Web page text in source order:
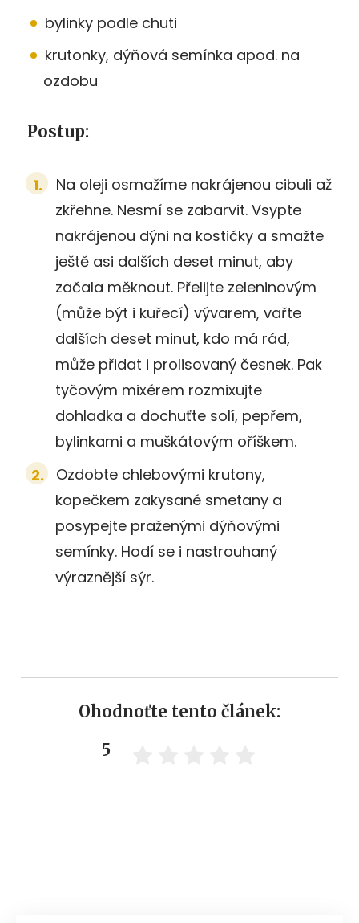
bylinky podle chuti
krutonky, dýňová semínka apod. na
ozdobu
Postup:
Na oleji osmažíme nakrájenou cibuli až
zkřehne. Nesmí se zabarvit. Vsypte
nakrájenou dýni na kostičky a smažte
ještě asi dalších deset minut, aby
začala měknout. Přelijte zeleninovým
(může být i kuřecí) vývarem, vařte
dalších deset minut, kdo má rád,
může přidat i prolisovaný česnek. Pak
tyčovým mixérem rozmixujte
dohladka a dochuťte solí, pepřem,
bylinkami a muškátovým oříškem.
Ozdobte chlebovými krutony,
kopečkem zakysané smetany a
posypejte praženými dýňovými
semínky. Hodí se i nastrouhaný
výraznější sýr.
Ohodnoťte tento článek:
5